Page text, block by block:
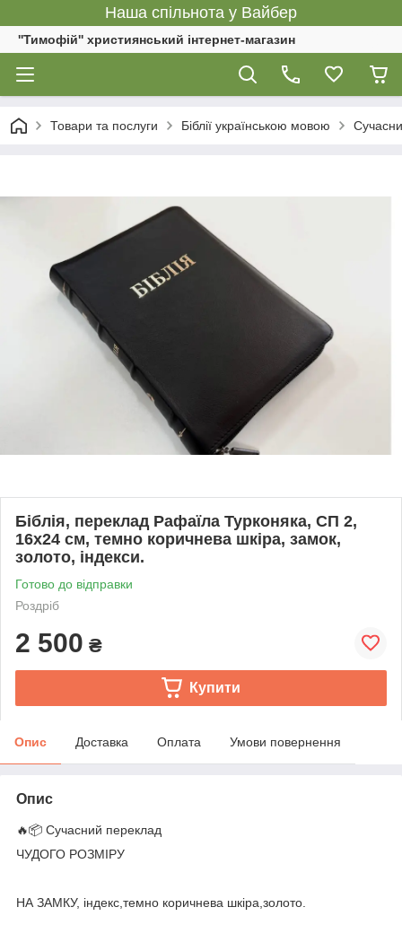
Наша спільнота у Вайбер
''Тимофій'' християнський інтернет-магазин
Товари та послуги Біблії українською мовою
Біблія, переклад Рафаїла Турконяка, СП 2,
16х24 см, темно коричнева шкіра, замок,
золото, індекси.
Готово до відправки
Роздріб
2 500 ₴
Купити
Опис Доставка Оплата Умови повернення
Опис
🔥📦 Сучасний переклад
ЧУДОГО РОЗМІРУ
НА ЗАМКУ, індекс,темно коричнева шкіра,золото.